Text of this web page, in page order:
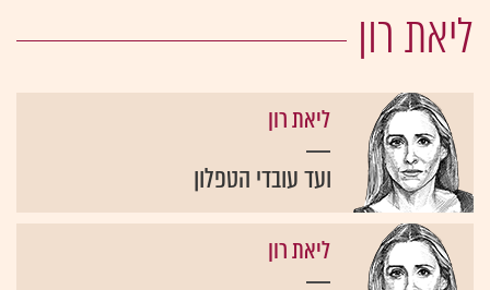
ליאת רון
ליאת רון
ועד עובדי הטפלון
ליאת רון